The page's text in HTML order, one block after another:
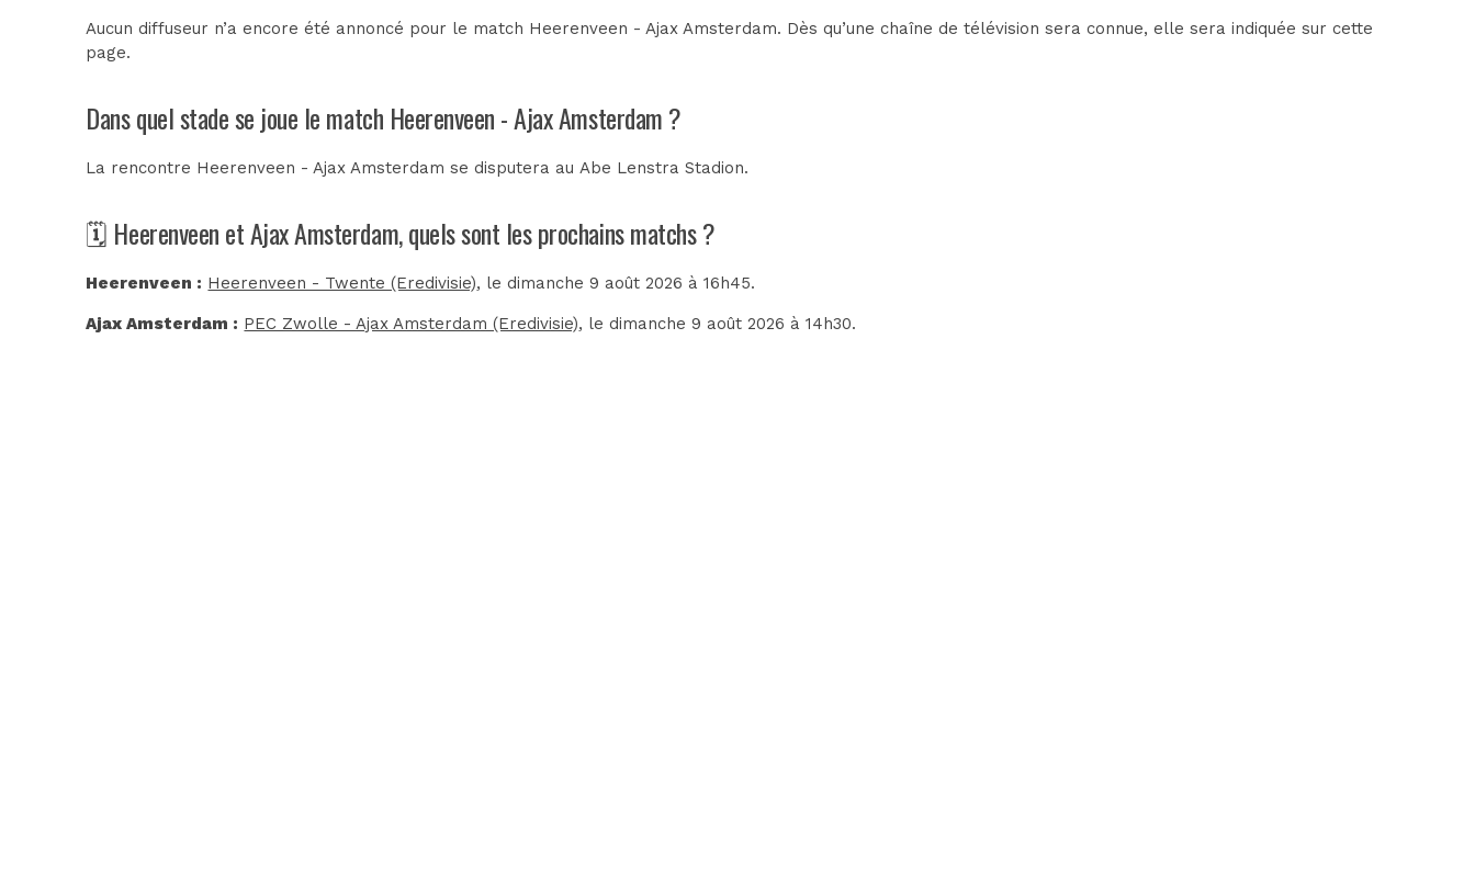
Aucun diffuseur n’a encore été annoncé pour le match Heerenveen - Ajax Amsterdam. Dès qu’une chaîne de télévision sera connue, elle sera indiquée sur cette
page.
Dans quel stade se joue le match Heerenveen - Ajax Amsterdam ?
La rencontre Heerenveen - Ajax Amsterdam se disputera auAbe Lenstra Stadion.
🗓️ Heerenveen et Ajax Amsterdam, quels sont les prochains matchs ?
Heerenveen : Heerenveen - Twente (Eredivisie), le dimanche 9 août 2026 à 16h45.
Ajax Amsterdam : PEC Zwolle - Ajax Amsterdam (Eredivisie), le dimanche 9 août 2026 à 14h30.